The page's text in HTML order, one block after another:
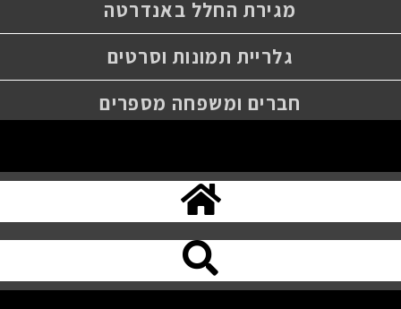
מגירת החלל באנדרטה
גלריית תמונות וסרטים
חברים ומשפחה מספרים